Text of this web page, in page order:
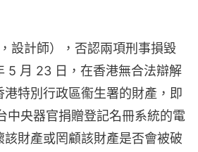
設計師），否認兩項刑事損毀
5 月 23 日，在香港無合法辯解
特別行政區䘙生署的財產，即
中央器官捐贈登記名冊系統的電
財產或罔顧該財產是否會被破